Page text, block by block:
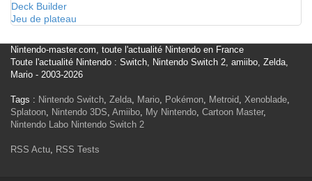
Deck Builder
Jeu de plateau
Nintendo-master.com, toute l'actualité Nintendo en France
Toute l'actualité Nintendo : Switch, Nintendo Switch 2, amiibo, Zelda,
Mario - 2003-2026
Tags : Nintendo Switch, Zelda, Mario, Pokémon, Metroid, Xenoblade,
Splatoon, Nintendo 3DS, Amiibo, My Nintendo, Cartoon Master,
Nintendo Labo Nintendo Switch 2
RSS Actu, RSS Tests